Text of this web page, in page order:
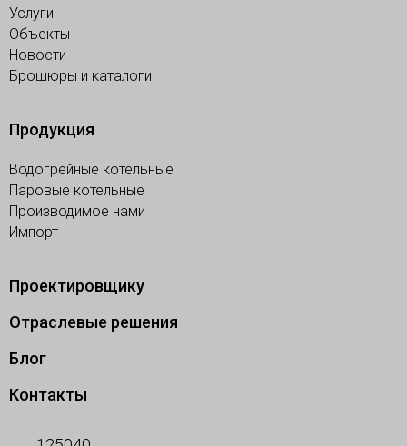
Услуги
Объекты
Новости
Брошюры и каталоги
Продукция
Водогрейные котельные
Паровые котельные
Производимое нами
Импорт
Проектировщику
Отраслевые решения
Блог
Контакты